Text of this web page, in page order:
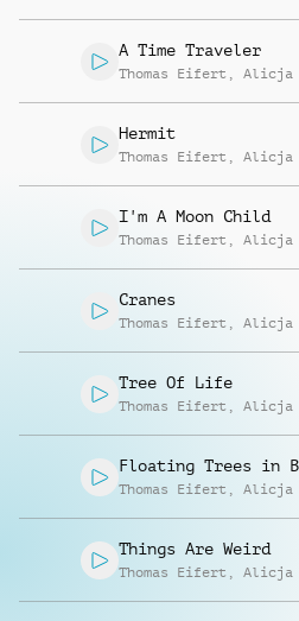
A Time Traveler
Thomas Eifert , Alicja
Hermit
Thomas Eifert , Alicja
I'm A Moon Child
Thomas Eifert , Alicja
Cranes
Thomas Eifert , Alicja
Tree Of Life
Thomas Eifert , Alicja
Floating Trees in
Thomas Eifert , Alicja
Things Are Weird
Thomas Eifert , Alicja